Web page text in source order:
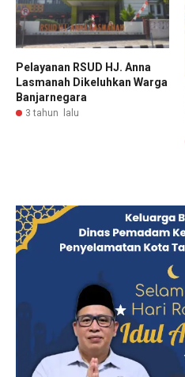
Pelayanan RSUD HJ. Anna
Lasmanah Dikeluhkan Warga
Banjarnegara
3 tahun lalu